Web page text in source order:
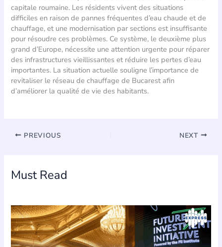
capitale roumaine. Les résidents vivent des situations
difficiles en raison de pannes fréquentes d’eau chaude et de
chauffage, et une modernisation par sections est insuffisante
pour résoudre ces problèmes. Ce système, le deuxième plus
grand d’Europe, nécessite une attention urgente pour réparer
des infrastructures vieillissantes et réduire les pertes d’eau
importantes. La situation actuelle souligne l’importance de
revitaliser le réseau de chauffage de Bucarest afin
d’améliorer la qualité de vie des habitants.
PREVIOUS NEXT
Must Read